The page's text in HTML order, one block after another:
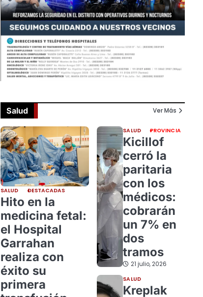
Salud Ver Más
SALUD DESTACADAS
Hito en la
medicina fetal:
el Hospital
Garrahan
realiza con
éxito su
primera
SALUD PROVINCIA
Kicillof
cerró la
paritaria
con los
médicos:
cobrarán
un 7% en
dos
tramos
21 julio, 2026
SALUD
Kreplak